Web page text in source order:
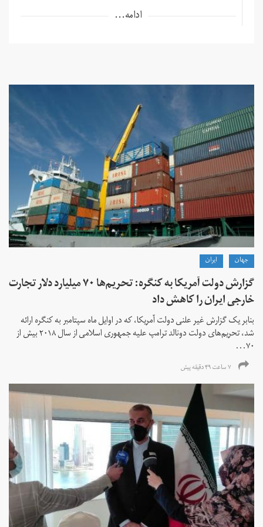
ادامه...
جهان ايران
گزارش دولت آمریکا به کنگره: تحریم‌ها ۷۰ میلیارد دلار تجارت
خارجی ایران را کاهش داد
بنابر یک گزارش غیر علنی دولت آمریکا، که در اوایل ماه سپتامبر به کنگره ارائه
شد، تحریم‌های دولت دونالد ترامپ علیه جمهوری اسلامی از سال ۲۰۱۸ بیش از
۷۰...
۷ ساعت ۴۹ دقیقه پیش